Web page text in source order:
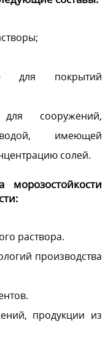
для покрытий
сооружений,
имеющей
солей.
морозостойкости
раствора.
производства
продукции из